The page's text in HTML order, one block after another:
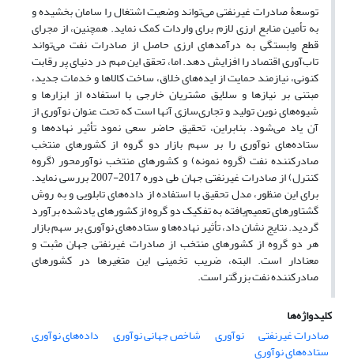
توسعۀ صادرات غیرنفتی می‌تواند وضعیت اشتغال را سامان بخشیده و
به تأمین منابع ارزی لازم برای واردات کمک نماید. همچنین، از مجرای
قطع وابستگی به درآمدهای ارزی حاصل از صادرات نفت می‌تواند
تاب‌آوری اقتصاد را افزایش ‌‌دهد. اما، تحقق این مهم در دنیای پر رقابت
کنونی، نیازمند حمایت از ایده‌های خلاق، ساخت کالاها و خدمات جدید،
مبتنی بر نیازها و سلایق مشتریان خارجی با استفاده از ابزارها و
شیوه‌های نوین تولید و تجاری‌سازی آنها است که تحت عنوان نوآوری از
آن یاد می‌شود. بنابراین، تحقیق حاضر سعی نمود تأثیر نهاده‌ها و
ستاده‌های نوآوری را بر سهم بازار دو گروه از کشورهای منتخب
صادرکننده نفت (گروه نمونه) و کشورهای منتخب نوآور‌محور (گروه
کنترل) از صادرات غیرنفتی جهان طی دوره 2017-2007 بررسی نماید.
برای این منظور، مدل تحقیق با استفاده از داده‌های تابلویی و به روش
گشتاورهای تعمیم‌یافته به تفکیک دو گروه از کشورهای یادشده برآورد
گردید. نتایج نشان داد، تأثیر نهاده‌ها و ستاده‌های نوآوری بر سهم بازار
هر دو گروه از کشورهای منتخب از صادرات غیرنفتی جهان مثبت و
معنادار است. البته، ضریب تخمینی این متغیرها در کشورهای
صادرکننده نفت بزرگتر است.
کلیدواژه‌ها
صادرات غیرنفتی
نوآوری شاخص جهانی نوآوری داده‌های نوآوری
ستاده‌های نوآوری